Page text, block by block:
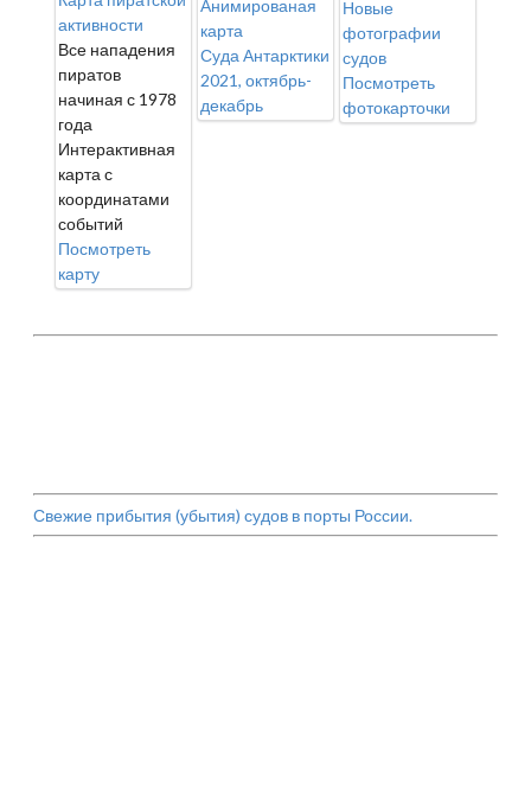
активности
Все нападения
пиратов
начиная с 1978
года
Интерактивная
карта с
координатами
событий
Посмотреть
карту
Анимированая
карта
Суда Антарктики
2021, октябрь-
декабрь
Новые
фотографии
судов
Посмотреть
фотокарточки
Свежие прибытия (убытия) судов в порты России.